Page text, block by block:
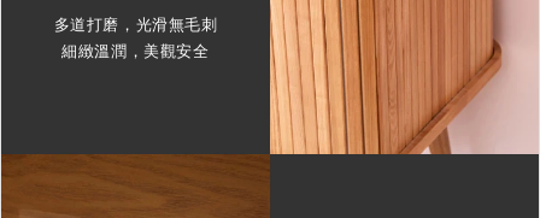
多道打磨，光滑無毛刺
細緻溫潤，美觀安全